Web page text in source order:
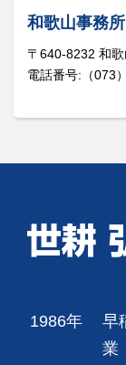
和歌山事務所
〒640-8232 和歌
電話番号:（073
1986年
早
業